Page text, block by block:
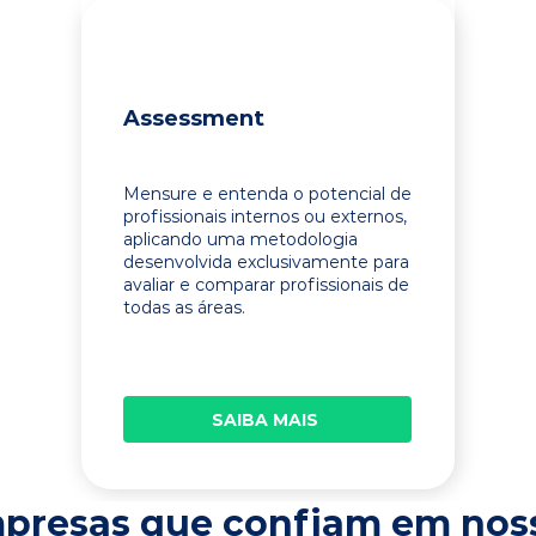
Assessment
Mensure e entenda o potencial de
profissionais internos ou externos,
aplicando uma metodologia
desenvolvida exclusivamente para
avaliar e comparar profissionais de
todas as áreas.
SAIBA MAIS
que confiam em